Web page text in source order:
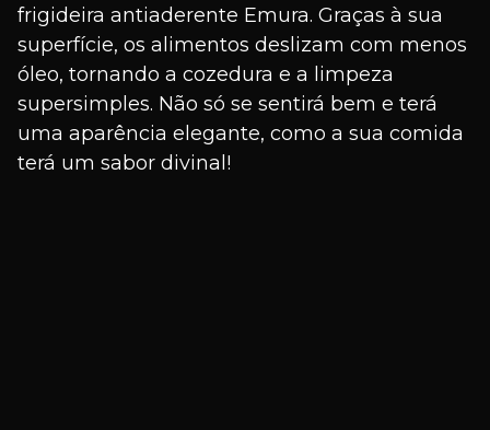
frigideira antiaderente Emura. Graças à sua
superfície, os alimentos deslizam com menos
óleo, tornando a cozedura e a limpeza
supersimples. Não só se sentirá bem e terá
uma aparência elegante, como a sua comida
terá um sabor divinal!